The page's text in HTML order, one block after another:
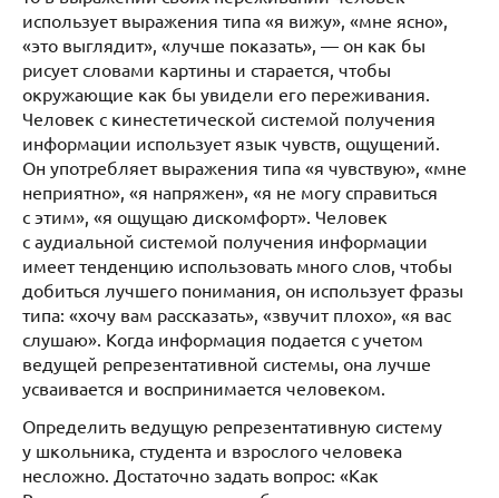
использует выражения типа «я вижу», «мне ясно»,
«это выглядит», «лучше показать», — он как бы
рисует словами картины и старается, чтобы
окружающие как бы увидели его переживания.
Человек с кинестетической системой получения
информации использует язык чувств, ощущений.
Он употребляет выражения типа «я чувствую», «мне
неприятно», «я напряжен», «я не могу справиться
с этим», «я ощущаю дискомфорт». Человек
с аудиальной системой получения информации
имеет тенденцию использовать много слов, чтобы
добиться лучшего понимания, он использует фразы
типа: «хочу вам рассказать», «звучит плохо», «я вас
слушаю». Когда информация подается с учетом
ведущей репрезентативной системы, она лучше
усваивается и воспринимается человеком.
Определить ведущую репрезентативную систему
у школьника, студента и взрослого человека
несложно. Достаточно задать вопрос: «Как